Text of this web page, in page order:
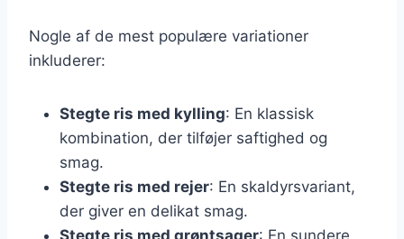
Nogle af de mest populære variationer
inkluderer:
Stegte ris med kylling: En klassisk
kombination, der tilføjer saftighed og
smag.
Stegte ris med rejer: En skaldyrsvariant,
der giver en delikat smag.
Stegte ris med grøntsager: En sundere